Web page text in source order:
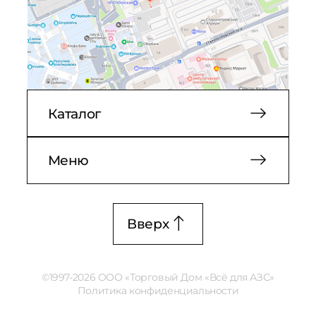
Каталог
Меню
Вверх
©1997-2026 ООО «Торговый Дом «Всё для АЗС»
Политика конфиденциальности